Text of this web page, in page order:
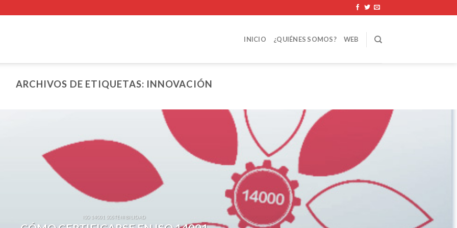
INICIO ¿QUIÉNES SOMOS? WEB
ARCHIVOS DE ETIQUETAS: INNOVACIÓN
ISO 14001 SOSTENIBILIDAD